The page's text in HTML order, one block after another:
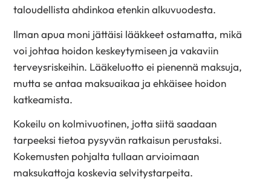
taloudellista ahdinkoa etenkin alkuvuodesta.
Ilman apua moni jättäisi lääkkeet ostamatta, mikä
voi johtaa hoidon keskeytymiseen ja vakaviin
terveysriskeihin. Lääkeluotto ei pienennä maksuja,
mutta se antaa maksuaikaa ja ehkäisee hoidon
katkeamista.
Kokeilu on kolmivuotinen, jotta siitä saadaan
tarpeeksi tietoa pysyvän ratkaisun perustaksi.
Kokemusten pohjalta tullaan arvioimaan
maksukattoja koskevia selvitystarpeita.